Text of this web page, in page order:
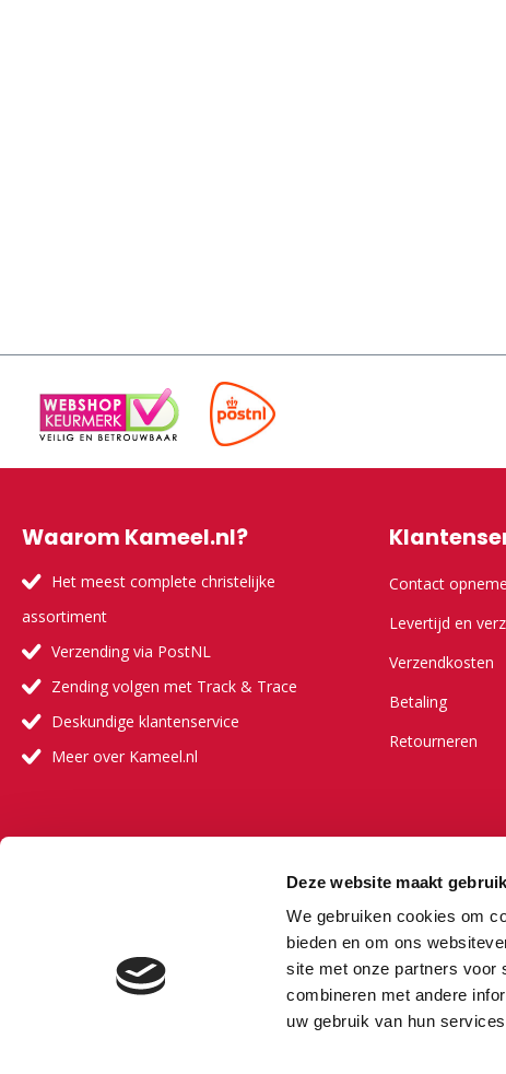
Deze website maakt
We gebruiken cookies om
bieden en om ons
site met onze partners voor
combineren met andere
uw gebruik van hun
Waarom Kameel.nl?
Het meest complete christelijke
assortiment
Verzending via PostNL
Zending volgen met Track & Trace
Deskundige klantenservice
Meer over Kameel.nl
Contact
Levertijd en
Verzendkosten
Betaling
Retourneren
Onze visie
Onze partners
Veelgestelde
Vacature